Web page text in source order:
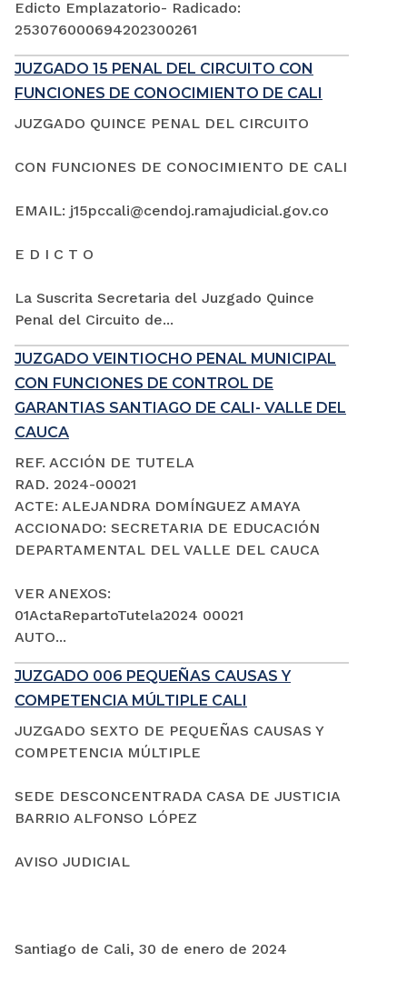
Edicto Emplazatorio- Radicado:
253076000694202300261
JUZGADO 15 PENAL DEL CIRCUITO CON
FUNCIONES DE CONOCIMIENTO DE CALI
JUZGADO QUINCE PENAL DEL CIRCUITO
CON FUNCIONES DE CONOCIMIENTO DE CALI
EMAIL: j15pccali@cendoj.ramajudicial.gov.co
E D I C T O
La Suscrita Secretaria del Juzgado Quince
Penal del Circuito de...
JUZGADO VEINTIOCHO PENAL MUNICIPAL
CON FUNCIONES DE CONTROL DE
GARANTIAS SANTIAGO DE CALI- VALLE DEL
CAUCA
REF. ACCIÓN DE TUTELA
RAD. 2024-00021
ACTE: ALEJANDRA DOMÍNGUEZ AMAYA
ACCIONADO: SECRETARIA DE EDUCACIÓN
DEPARTAMENTAL DEL VALLE DEL CAUCA
VER ANEXOS:
01ActaRepartoTutela2024 00021
AUTO...
JUZGADO 006 PEQUEÑAS CAUSAS Y
COMPETENCIA MÚLTIPLE CALI
JUZGADO SEXTO DE PEQUEÑAS CAUSAS Y
COMPETENCIA MÚLTIPLE
SEDE DESCONCENTRADA CASA DE JUSTICIA
BARRIO ALFONSO LÓPEZ
AVISO JUDICIAL
Santiago de Cali, 30 de enero de 2024